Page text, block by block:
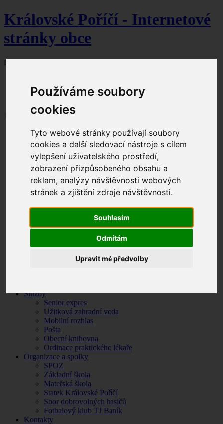
Používáme soubory
cookies
Tyto webové stránky používají soubory
cookies a další sledovací nástroje s cílem
vylepšení uživatelského prostředí,
zobrazení přizpůsobeného obsahu a
reklam, analýzy návštěvnosti webových
stránek a zjištění zdroje návštěvnosti.
Souhlasím
Odmítám
Upravit mé předvolby
Královské Poříčí - Internetové
stránky obce
Dnes je
Aktuální dění
Obecní úřad
Úřední hodiny
Kontakty
Zastupitelstvo
Seznam čerpaných dotací
Dokumenty ke stažení
Formuláře ke stažení
Povinné informace
Odpadové hospodářství
Zpravodaj
O Královském Poříčí
Základní údaje
Služby
Senior expres
Užitková zahradní voda
Mobilní rozhlas
Pošta
Obecní knihovna
Ordinace praktického lékaře
Organizace a spolky
SPOZ
Základní škola
Mateřská škola
Statek Královské Poříčí
Sbor dobrovolných hasičů
Fotbalový klub TJ Baník
Kontakty